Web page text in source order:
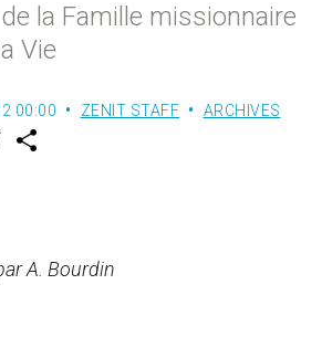
la Famille missionnaire
Vie
00:00 ZENIT STAFF ARCHIVES
w
A. Bourdin